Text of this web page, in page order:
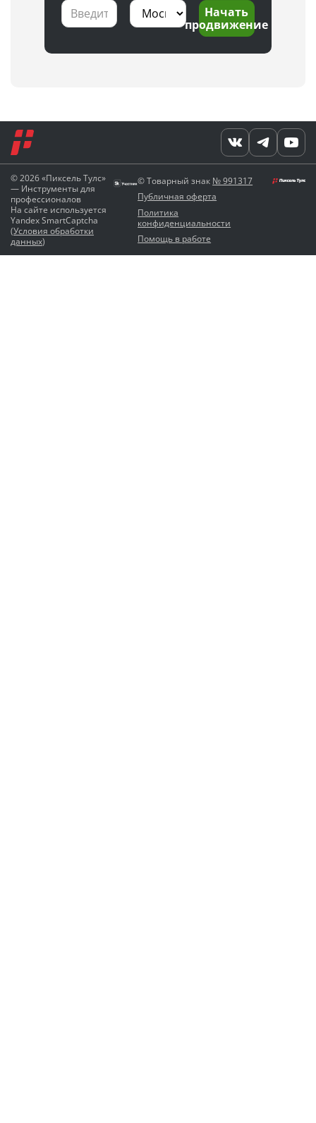
Начать
продвижение
© 2026 «Пиксель Тулс»
— Инструменты для
профессионалов
На сайте используется
Yandex SmartCaptcha
(Условия обработки
данных)
© Товарный знак № 991317
Публичная оферта
Политика
конфиденциальности
Помощь в работе